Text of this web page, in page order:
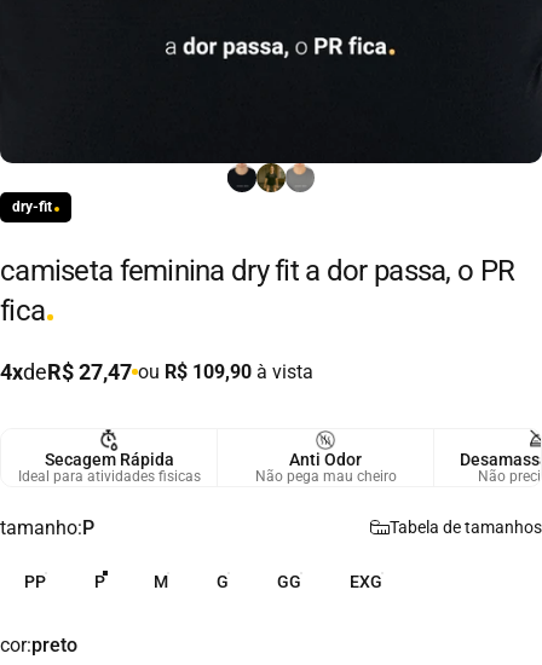
dry-fit
camiseta feminina dryfit a dor passa, o PR
fica
4xdeR$ 27,47 ou R$ 109,90 à vista
Secagem Rápida
Ideal para atividades fisicas
Anti Odor
Não pega mau cheiro Não
tamanho
tamanho:P Tabela de tamanhos
PP P M G GG EXG
cor
cor:preto